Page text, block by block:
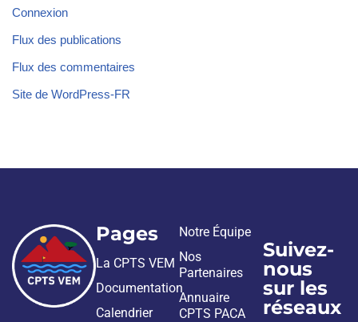
Connexion
Flux des publications
Flux des commentaires
Site de WordPress-FR
Pages
La CPTS VEM
Documentation
Calendrier
Notre Équipe
Nos
Partenaires
Annuaire
CPTS PACA
Suivez-
nous
sur les
réseaux